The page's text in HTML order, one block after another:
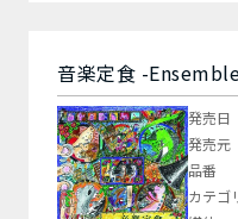
音楽定食 -
発売日
発売元
品番
カテゴ